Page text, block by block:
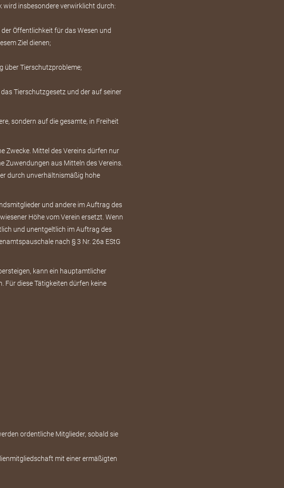
wird insbesondere verwirklicht durch:
Öffentlichkeit für das Wesen und
Ziel dienen;
über Tierschutzprobleme;
Tierschutzgesetz und der auf seiner
sondern auf die gesamte, in Freiheit
Zwecke. Mittel des Vereins dürfen nur
Zuwendungen aus Mitteln des Vereins.
durch unverhältnismäßig hohe
und andere im Auftrag des
Höhe vom Verein ersetzt. Wenn
und unentgeltlich im Auftrag des
nach § 3 Nr. 26a EStG
kann ein hauptamtlicher
diese Tätigkeiten dürfen keine
ordentliche Mitglieder, sobald sie
mit einer ermäßigten